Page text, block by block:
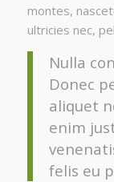
montes,
ultricies nec,
Nulla
Donec
aliquet
enim
felis eu